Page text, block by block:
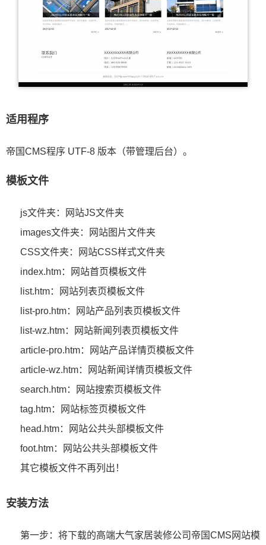
适用程序
帝国CMS程序 UTF-8 版本（带管理后台）。
模板文件
js文件夹：网站JS文件夹
images文件夹：网站图片文件夹
CSS文件夹：网站CSS样式文件夹
index.htm：网站首页模板文件
list.htm：网站列表页模板文件
list-pro.htm：网站产品列表页模板文件
list-wz.htm：网站新闻列表页模板文件
article-pro.htm：网站产品详情页模板文件
article-wz.htm：网站新闻详情页模板文件
search.htm：网站搜索页模板文件
tag.htm：网站标签页模板文件
head.htm：网站公共头部模板文件
foot.htm：网站公共头部模板文件
其它模板文件不再列出！
安装方法
第一步：将下载的高端大气家居装修公司帝国CMS网站模